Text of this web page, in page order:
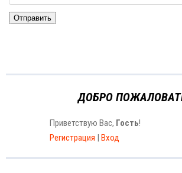
Отправить
ДОБРО
Приветствую Вас, Гость!
Регистрация | Вход